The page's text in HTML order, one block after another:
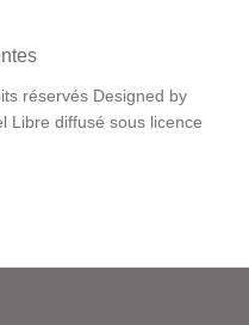
réservés Designed by
Libre diffusé sous licence